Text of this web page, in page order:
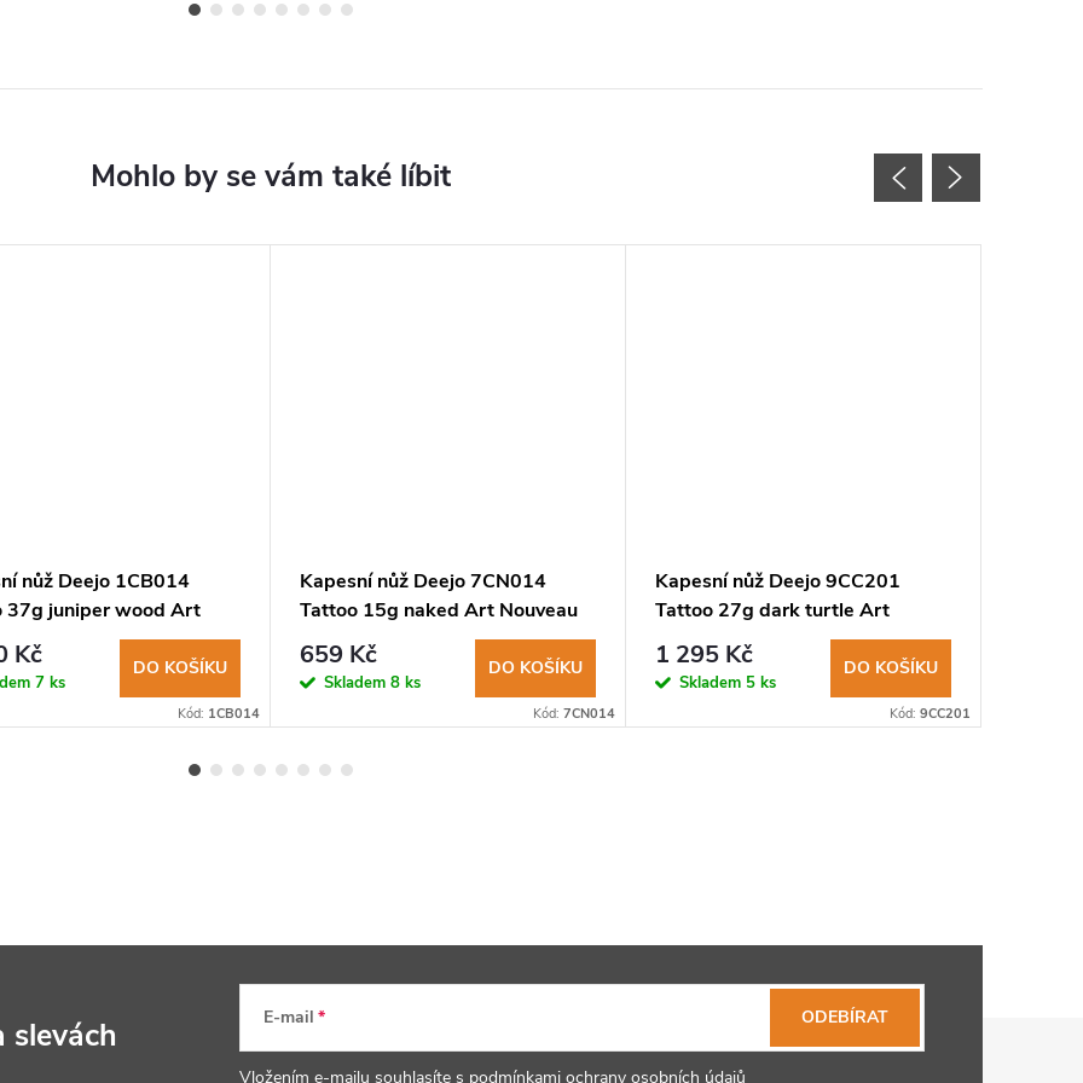
nůž Deejo 1CB014
37g juniper wood Art
Kč
7 ks
DO KOŠÍKU
Kód: 1CB014
Kapesní nůž Deejo 7CN014
Tattoo 15g naked Art Nouveau
659 Kč
Skladem 8 ks
DO KOŠÍKU
Kód: 7CN014
Kapesní nůž Deejo 9CC201
Tattoo 27g dark turtle Art
Nouveau
1 295 Kč
Skladem 5 ks
DO KOŠÍKU
Kód: 9CC201
slevách E-mail
Vložením e-mailu souhlasíte s podmínkami ochrany osobních údajů
ODEBÍRAT